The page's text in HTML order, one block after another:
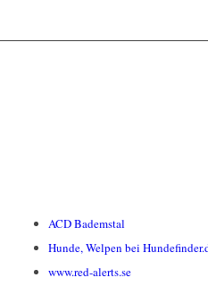
ACD Bademstal
Hunde, Welpen bei
www.red-alerts.se